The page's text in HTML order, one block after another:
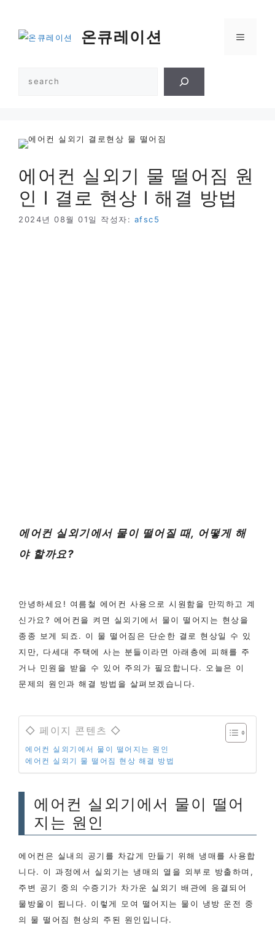
온큐레이션 메
에어컨 실외기 물 떨어짐 원
인 l 결로 현상 l 해결 방법
2024년 08월 01일 작성자: afsc5
에어컨 실외기에서 물이 떨어질 때, 어떻게 해
야 할까요?
안녕하세요! 여름철 에어컨 사용으로 시원함을 만끽하고 계
신가요? 에어컨을 켜면 실외기에서 물이 떨어지는 현상을
종종 보게 되죠. 이 물 떨어짐은 단순한 결로 현상일 수 있
지만, 다세대 주택에 사는 분들이라면 아래층에 피해를 주
거나 민원을 받을 수 있어 주의가 필요합니다. 오늘은 이
문제의 원인과 해결 방법을 살펴보겠습니다.
◇ 페이지 콘텐츠 ◇
에어컨 실외기에서 물이 떨어지는 원인
에어컨 실외기 물 떨어짐 현상 해결 방법
에어컨 실외기에서 물이 떨어
지는 원인
에어컨은 실내의 공기를 차갑게 만들기 위해 냉매를 사용합
니다. 이 과정에서 실외기는 냉매의 열을 외부로 방출하며,
주변 공기 중의 수증기가 차가운 실외기 배관에 응결되어
물방울이 됩니다. 이렇게 모여 떨어지는 물이 냉방 운전 중
의 물 떨어짐 현상의 주된 원인입니다.